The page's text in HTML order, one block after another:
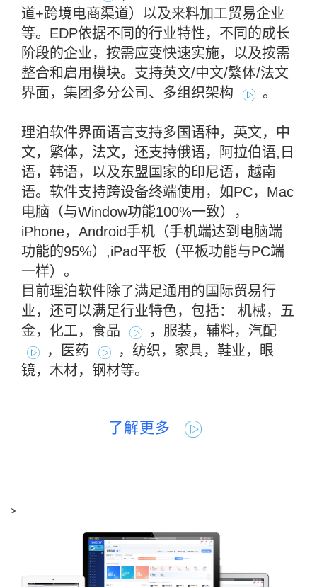
道+跨境电商渠道） 以及来料加工贸易企业
等。EDP依据不同的行业特性，不同的成长
阶段的企业，按需应变快速实施，以及按需
整合和启用模块。支持英文/中文/繁体/法文
界面，集团多分公司、多组织架构
。
理泊软件界面语言支持多国语种，英文，中
文，繁体，法文，还支持俄语，阿拉伯语,日
语，韩语，以及东盟国家的印尼语，越南
语。软件支持跨设备终端使用，如PC，Mac
电脑（与Window功能100%一致），
iPhone，Android手机（手机端达到电脑端
功能的95%）,iPad平板（平板功能与PC端
一样）。
目前理泊软件除了满足通用的国际贸易行
业，还可以满足行业特色，包括： 机械，五
金，化工，食品
，服装，辅料，汽配
，医药
，纺织，家具，鞋业，眼
镜，木材，钢材等。
了解更多
>